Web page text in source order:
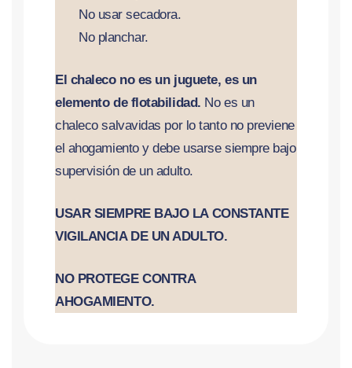
No usar secadora.
No planchar.
El chaleco no es un juguete, es un
elemento de flotabilidad. No es un
chaleco salvavidas por lo tanto no previene
el ahogamiento y debe usarse siempre bajo
supervisión de un adulto.
USAR SIEMPRE BAJO LA CONSTANTE
VIGILANCIA DE UN ADULTO.
NO PROTEGE CONTRA
AHOGAMIENTO.